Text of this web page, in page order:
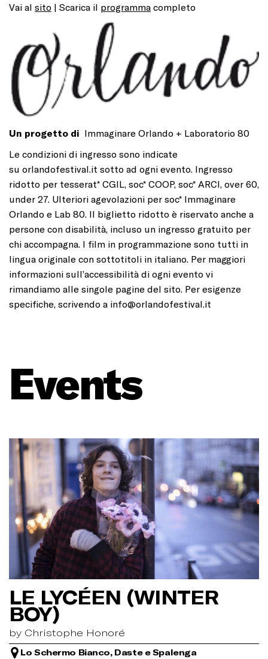
Vai al sito | Scarica il programma completo
Un progetto di Immaginare Orlando + Laboratorio 80
Le condizioni di ingresso sono indicate
su orlandofestival.it sotto ad ogni evento. Ingresso
ridotto per tesserat* CGIL, soc* COOP, soc* ARCI, over 60,
under 27. Ulteriori agevolazioni per soc* Immaginare
Orlando e Lab 80. Il biglietto ridotto è riservato anche a
persone con disabilità, incluso un ingresso gratuito per
chi accompagna. I film in programmazione sono tutti in
lingua originale con sottotitoli in italiano. Per maggiori
informazioni sull’accessibilità di ogni evento vi
rimandiamo alle singole pagine del sito. Per esigenze
specifiche, scrivendo a info@orlandofestival.it
Events
LE LYCÉEN (WINTER
BOY)
by Christophe Honoré
Lo Schermo Bianco, Daste e Spalenga